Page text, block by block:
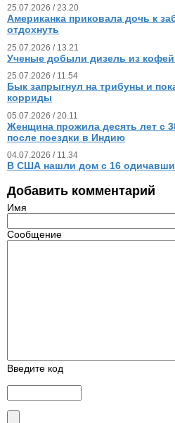
25.07.2026 / 23.20
Американка приковала дочь к
отдохнуть
25.07.2026 / 13.21
Ученые добыли дизель из
25.07.2026 / 11.54
Бык запрыгнул на трибуны и
корриды
05.07.2026 / 20.11
Женщина прожила десять лет с
после поездки в Индию
04.07.2026 / 11.34
В США нашли дом с 16
Добавить комментарий
Имя
Сообщение
Введите код